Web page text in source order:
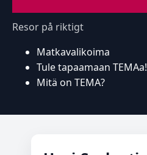
Resor på riktigt
Matkavalikoima
Tule tapaamaan TEMAa!
Mitä on TEMA?